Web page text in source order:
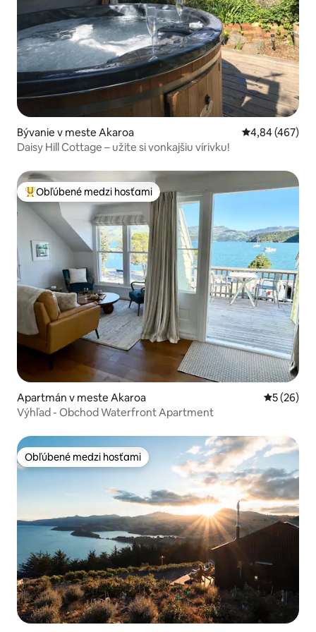
Bývanie v meste Akaroa Priemerné
4,84 (467)
Daisy Hill Cottage – užite si vonkajšiu vírivku!
Najobľúbenejšie medzi hosťami
Obľúbené medzi hosťami
Apartmán v meste Akaroa
5 (26)
Výhľad - Obchod Waterfront Apartment
Obľúbené medzi hosťami
Obľúbené medzi hosťami